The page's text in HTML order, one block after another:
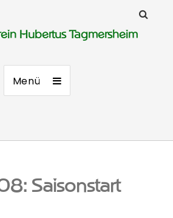
Hubertus Tagmersheim
Menü
Saisonstart